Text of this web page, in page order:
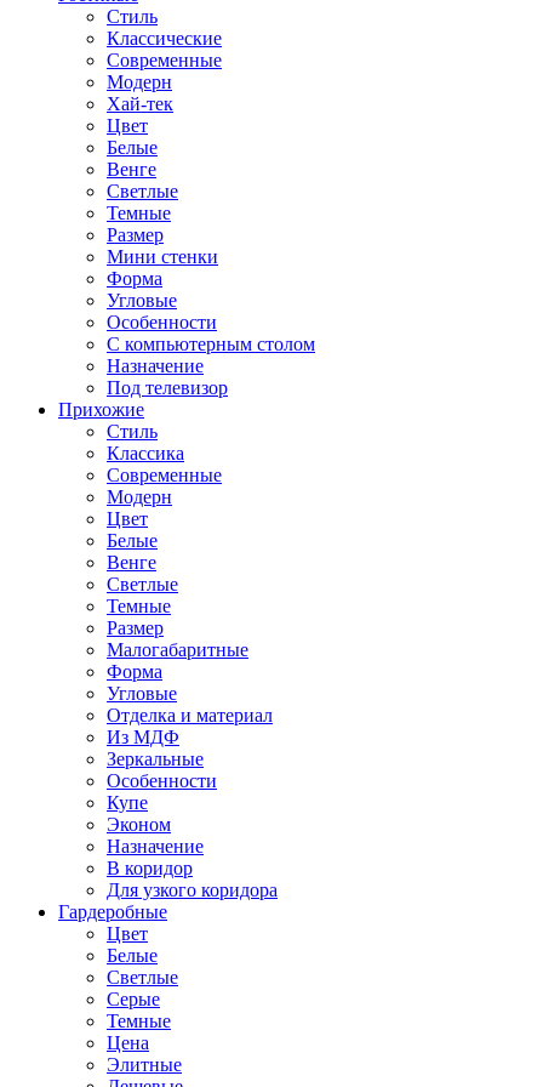
Стиль
Классические
Современные
Модерн
Хай-тек
Цвет
Белые
Венге
Светлые
Темные
Размер
Мини стенки
Форма
Угловые
Особенности
С компьютерным столом
Назначение
Под телевизор
Прихожие
Стиль
Классика
Современные
Модерн
Цвет
Белые
Венге
Светлые
Темные
Размер
Малогабаритные
Форма
Угловые
Отделка и материал
Из МДФ
Зеркальные
Особенности
Купе
Эконом
Назначение
В коридор
Для узкого коридора
Гардеробные
Цвет
Белые
Светлые
Серые
Темные
Цена
Элитные